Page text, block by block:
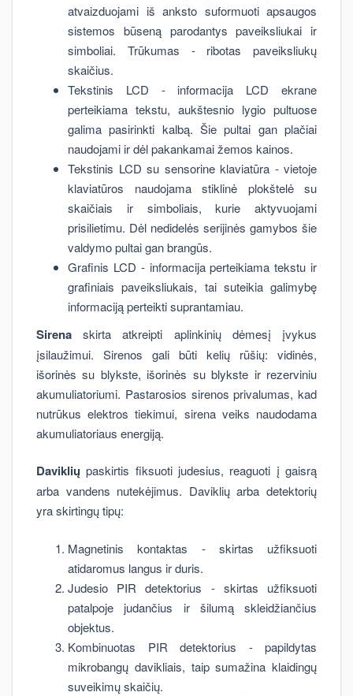
atvaizduojami iš anksto suformuoti apsaugos
sistemos būseną parodantys paveiksliukai ir
simboliai. Trūkumas - ribotas paveiksliukų
skaičius.
Tekstinis LCD - informacija LCD ekrane
perteikiama tekstu, aukštesnio lygio pultuose
galima pasirinkti kalbą. Šie pultai gan plačiai
naudojami ir dėl pakankamai žemos kainos.
Tekstinis LCD su sensorine klaviatūra - vietoje
klaviatūros naudojama stiklinė plokštelė su
skaičiais ir simboliais, kurie aktyvuojami
prisilietimu. Dėl nedidelės serijinės gamybos šie
valdymo pultai gan brangūs.
Grafinis LCD - informacija perteikiama tekstu ir
grafiniais paveiksliukais, tai suteikia galimybę
informaciją perteikti suprantamiau.
Sirena skirta atkreipti aplinkinių dėmesį įvykus
įsilaužimui. Sirenos gali būti kelių rūšių: vidinės,
išorinės su blykste, išorinės su blykste ir rezerviniu
akumuliatoriumi. Pastarosios sirenos privalumas, kad
nutrūkus elektros tiekimui, sirena veiks naudodama
akumuliatoriaus energiją.
Daviklių paskirtis fiksuoti judesius, reaguoti į gaisrą
arba vandens nutekėjimus. Daviklių arba detektorių
yra skirtingų tipų:
Magnetinis kontaktas - skirtas užfiksuoti
atidaromus langus ir duris.
Judesio PIR detektorius - skirtas užfiksuoti
patalpoje judančius ir šilumą skleidžiančius
objektus.
Kombinuotas PIR detektorius - papildytas
mikrobangų davikliais, taip sumažina klaidingų
suveikimų skaičių.